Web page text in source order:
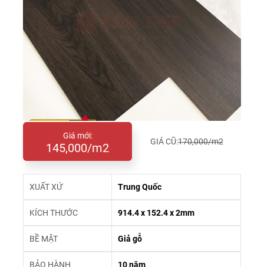
Giá mới:
145,000/m2 GIÁ CŨ:170,000/m2
XUẤT XỨ Trung Quốc
KÍCH THƯỚC 914.4 x 152.4 x 2mm
BỀ MẶT Giả gỗ
BẢO HÀNH 10 năm